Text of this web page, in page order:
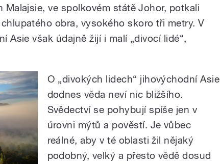
Malajsie, ve spolkovém státě Johor, potkali
obra, vysokého skoro tři metry. V
Asie však údajně žijí i malí „divocí lidé“,
O „divokých lidech“ jihovýchodní Asie
dodnes věda neví nic bližšího.
Svědectví se pohybují spíše jen v
úrovni mýtů a pověstí. Je vůbec
reálné, aby v té oblasti žil nějaký
podobný, velký a přesto vědě dosud